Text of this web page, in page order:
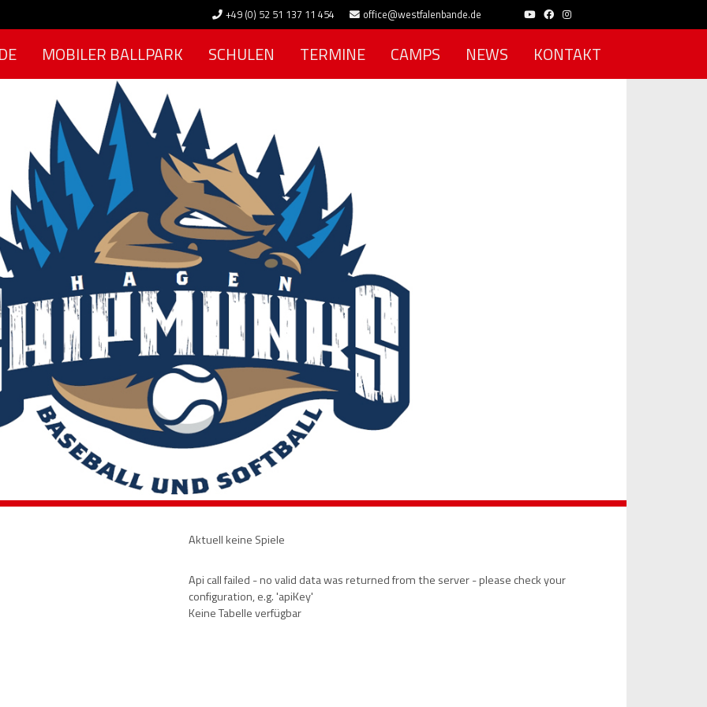
+49 (0) 52 51 137 11 454 office@westfalenbande.de
MOBILER BALLPARK SCHULEN TERMINE CAMPS NEWS KONTAKT
Aktuell keine Spiele
Api call failed - no valid data was returned from the server - please check your
configuration, e.g. 'apiKey'
Keine Tabelle verfügbar